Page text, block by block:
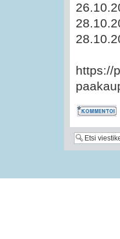
https://
Kommentoi